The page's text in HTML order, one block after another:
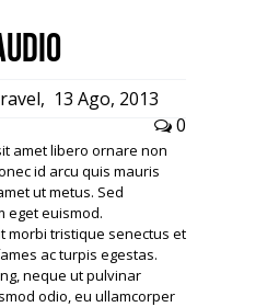
, 13 Ago, 2013
0
amet libero ornare non
id arcu quis mauris
ut metus. Sed
eget euismod.
morbi tristique senectus et
ac turpis egestas.
neque ut pulvinar
odio, eu ullamcorper